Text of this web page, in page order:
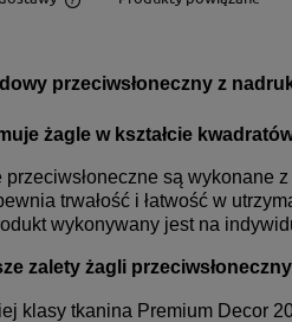
płatności
przeciwsłoneczny z
żagle w kształcie
przeciwsłoneczne są wykonane
trwałość i łatwość w
wykonywany jest na
zalety żagli
klasy tkanina Premium Decor